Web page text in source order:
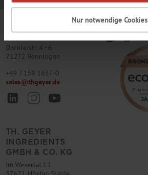
Nur notwendige Cookies
GMBH & CO. KG
Dornierstr. 4–6
71272 Renningen
+49 7159 1637-0
sales@thgeyer.de
TH. GEYER
INGREDIENTS
GMBH & CO. KG
Im Wesertal 11